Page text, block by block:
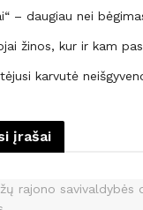
– daugiau nei
žinos, kur ir kam
karvutė
įrašai